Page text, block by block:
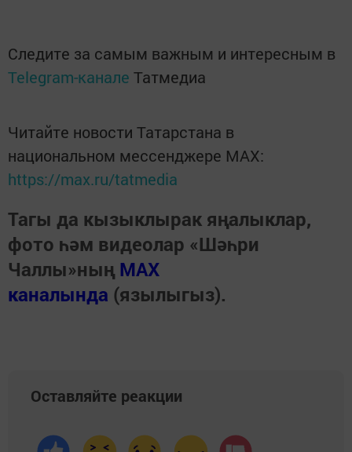
Следите за самым важным и интересным в
Telegram-канале Татмедиа
Читайте новости Татарстана в
национальном мессенджере MАХ:
https://max.ru/tatmedia
Тагы да кызыклырак яңалыклар,
фото һәм видеолар «Шәһри
Чаллы»ның MAX
каналында (язылыгыз).
Оставляйте реакции